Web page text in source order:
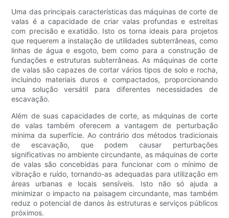
Uma das principais características das máquinas de corte de
valas é a capacidade de criar valas profundas e estreitas
com precisão e exatidão. Isto os torna ideais para projetos
que requerem a instalação de utilidades subterrâneas, como
linhas de água e esgoto, bem como para a construção de
fundações e estruturas subterrâneas. As máquinas de corte
de valas são capazes de cortar vários tipos de solo e rocha,
incluindo materiais duros e compactados, proporcionando
uma solução versátil para diferentes necessidades de
escavação.
Além de suas capacidades de corte, as máquinas de corte
de valas também oferecem a vantagem de perturbação
mínima da superfície. Ao contrário dos métodos tradicionais
de escavação, que podem causar perturbações
significativas no ambiente circundante, as máquinas de corte
de valas são concebidas para funcionar com o mínimo de
vibração e ruído, tornando-as adequadas para utilização em
áreas urbanas e locais sensíveis. Isto não só ajuda a
minimizar o impacto na paisagem circundante, mas também
reduz o potencial de danos às estruturas e serviços públicos
próximos.